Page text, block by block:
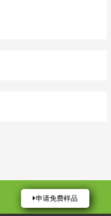
申请免费样品